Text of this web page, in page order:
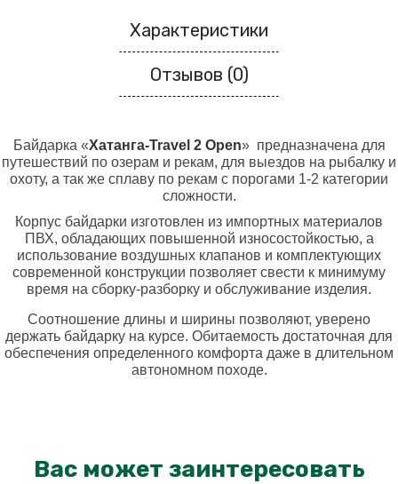
Характеристики
Отзывов (0)
Байдарка «Хатанга-Travel 2 Open» предназначена для
путешествий по озерам и рекам, для выездов на рыбалку и
охоту, а так же сплаву по рекам с порогами 1-2 категории
сложности.
Корпус байдарки изготовлен из импортных материалов
ПВХ, обладающих повышенной износостойкостью, а
использование воздушных клапанов и комплектующих
современной конструкции позволяет свести к минимуму
время на сборку-разборку и обслуживание изделия.
Соотношение длины и ширины позволяют, уверено
держать байдарку на курсе. Обитаемость достаточная для
обеспечения определенного комфорта даже в длительном
автономном походе.
Вас может заинтересовать